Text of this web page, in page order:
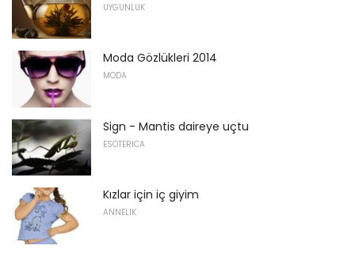
UYGUNLUK
Moda Gözlükleri 2014
MODA
Sign - Mantis daireye uçtu
ESOTERICA
Kızlar için iç giyim
ANNELIK